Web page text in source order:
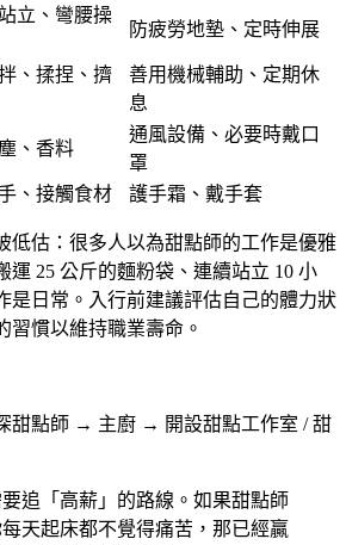
立、彎腰操
防疲勞地墊、定時伸展
、揉捏、擠
善用機械輔助、定期休
息
、香料
通風設備、必要時戴口
罩
、接觸食材 護手霜、戴手套
低估 ：很多人以為甜點師的工作是優雅
運 25 公斤的麵粉袋、連續站立 10 小
是日常。入行前建議評估自己的體力狀
習慣以維持職業壽命。
點師 → 主廚 → 開設甜點工作室 / 甜
追「高薪」的路線。如果甜點師
天起床都不覺得痛苦，那已經贏